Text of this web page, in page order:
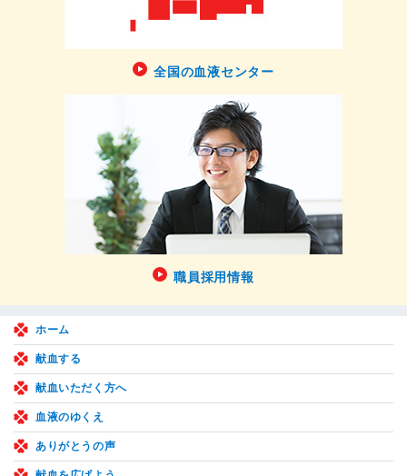
全国の血液センター
職員採用情報
ホーム
献血する
献血いただく方へ
血液のゆくえ
ありがとうの声